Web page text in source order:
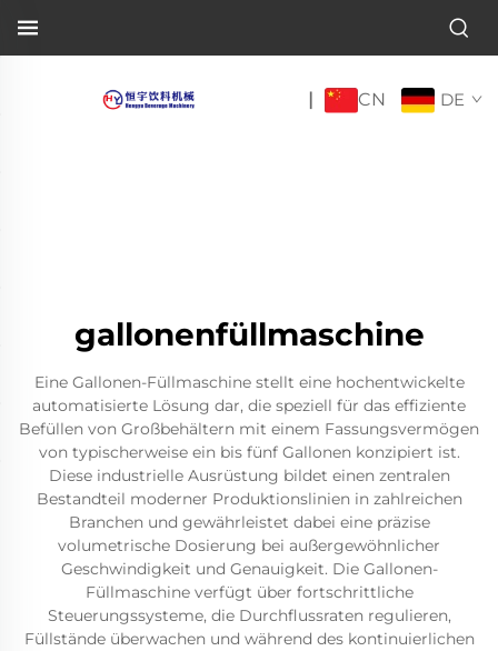
| CN DE
gallonenfüllmaschine
Eine Gallonen-Füllmaschine stellt eine hochentwickelte
automatisierte Lösung dar, die speziell für das effiziente
Befüllen von Großbehältern mit einem Fassungsvermögen
von typischerweise ein bis fünf Gallonen konzipiert ist.
Diese industrielle Ausrüstung bildet einen zentralen
Bestandteil moderner Produktionslinien in zahlreichen
Branchen und gewährleistet dabei eine präzise
volumetrische Dosierung bei außergewöhnlicher
Geschwindigkeit und Genauigkeit. Die Gallonen-
Füllmaschine verfügt über fortschrittliche
Steuerungssysteme, die Durchflussraten regulieren,
Füllstände überwachen und während des kontinuierlichen